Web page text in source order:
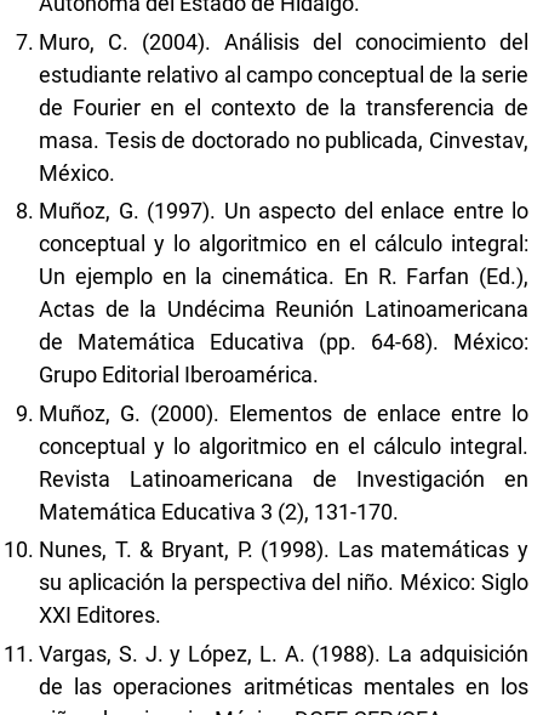
Muro, C. (2004). Análisis del conocimiento del
estudiante relativo al campo conceptual de la serie
de Fourier en el contexto de la transferencia de
masa. Tesis de doctorado no publicada, Cinvestav,
México.
Muñoz, G. (1997). Un aspecto del enlace entre lo
conceptual y lo algoritmico en el cálculo integral:
Un ejemplo en la cinemática. En R. Farfan (Ed.),
Actas de la Undécima Reunión Latinoamericana
de Matemática Educativa (pp. 64-68). México:
Grupo Editorial Iberoamérica.
Muñoz, G. (2000). Elementos de enlace entre lo
conceptual y lo algoritmico en el cálculo integral.
Revista Latinoamericana de Investigación en
Matemática Educativa 3 (2), 131-170.
Nunes, T. & Bryant, P. (1998). Las matemáticas y
su aplicación la perspectiva del niño. México: Siglo
XXI Editores.
Vargas, S. J. y López, L. A. (1988). La adquisición
de las operaciones aritméticas mentales en los